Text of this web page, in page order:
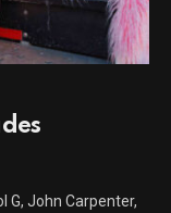
G, John Carpenter,